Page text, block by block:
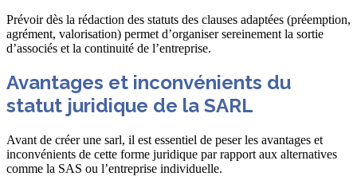
Prévoir dès la rédaction des statuts des clauses adaptées (préemption,
agrément, valorisation) permet d’organiser sereinement la sortie
d’associés et la continuité de l’entreprise.
Avantages et inconvénients du
statut juridique de la SARL
Avant de créer une sarl, il est essentiel de peser les avantages et
inconvénients de cette forme juridique par rapport aux alternatives
comme la SAS ou l’entreprise individuelle.